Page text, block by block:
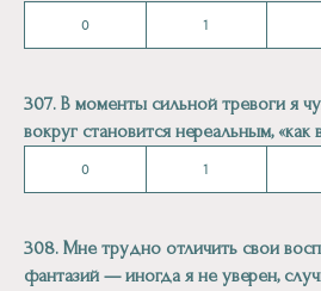
0 1
307. В моменты сильной тревоги я
вокруг становится нереальным, «как
0 1
308. Мне трудно отличить свои
фантазий — иногда я не уверен,